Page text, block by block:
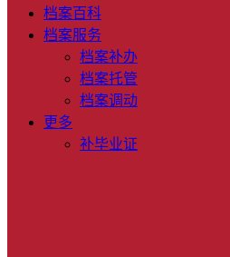
档案百科
档案服务
档案补办
档案托管
档案调动
更多
补毕业证